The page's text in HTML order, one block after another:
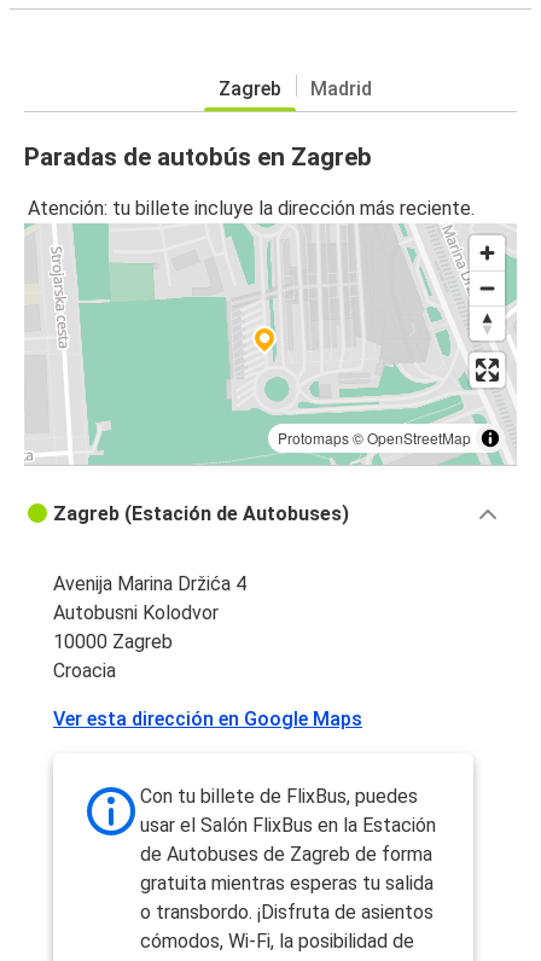
Zagreb Madrid
Paradas de autobús en Zagreb
Atención: tu billete incluye la dirección más reciente.
Protomaps©OpenStreetMap
Zagreb (Estación de Autobuses)
Avenija Marina Držića 4
Autobusni Kolodvor
10000 Zagreb
Croacia
Ver esta dirección en Google Maps
Con tu billete de FlixBus, puedes
usar el Salón FlixBus en la Estación
de Autobuses de Zagreb de forma
gratuita mientras esperas tu salida
o transbordo. ¡Disfruta de asientos
cómodos, Wi-Fi, la posibilidad de